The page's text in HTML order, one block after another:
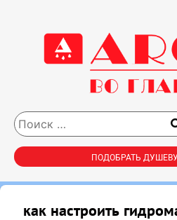
ПОДОБРАТЬ
как настроить